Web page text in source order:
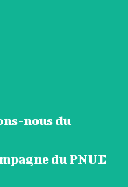
nous du
du PNUE